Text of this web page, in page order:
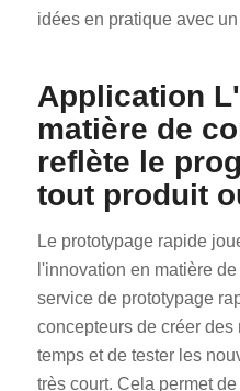
idées en pratique avec
Application
matière de
reflète le
tout produit
Le prototypage rapide
l'innovation en matière
service de prototypage
concepteurs de créer
temps et de tester les
très court. Cela permet